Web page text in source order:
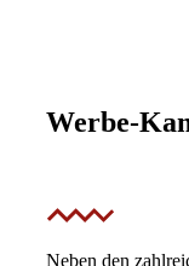
Werbe-
Neben den